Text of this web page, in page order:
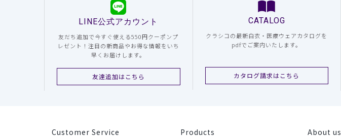
LINE公式アカウント
友だち追加で今すぐ使える550円クーポンプ
レゼント！注目の新商品やお得な情報をいち
早くお届けします。
友達追加はこちら
CATALOG
クラシコの最新白衣・医療ウェアカタログを
pdfでご案内いたします。
カタログ請求はこちら
Customer Service Products About us